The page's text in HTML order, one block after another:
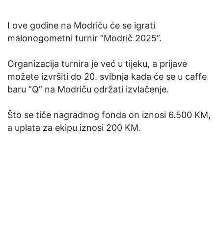
I ove godine na Modriču će se igrati
malonogometni turnir ”Modrič 2025”.
Organizacija turnira je već u tijeku, a prijave
možete izvršiti do 20. svibnja kada će se u caffe
baru ”Q” na Modriču održati izvlačenje.
Što se tiče nagradnog fonda on iznosi 6.500 KM,
a uplata za ekipu iznosi 200 KM.